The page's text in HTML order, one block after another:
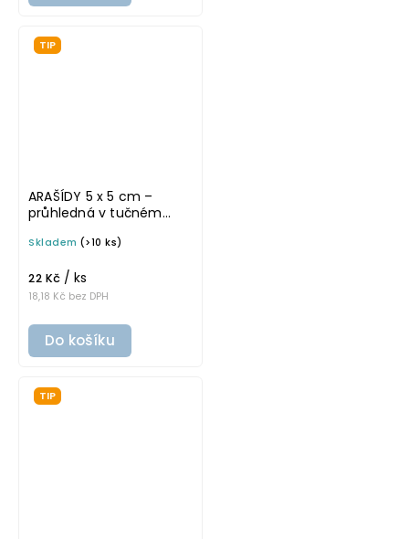
TIP
ARAŠÍDY 5 x 5 cm –
průhledná v tučném
samolepka na
Skladem (>10 ks)
18,18 Kč bez DPH
22 Kč / ks
Do košíku
TIP